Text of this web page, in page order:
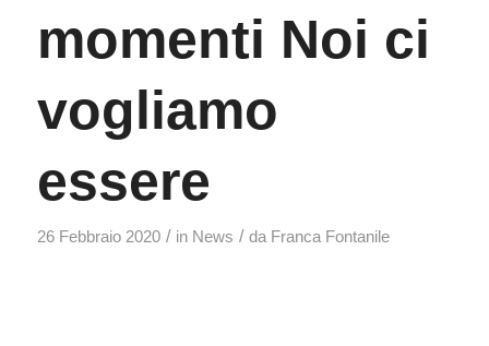
momenti Noi ci
vogliamo
essere
26 Febbraio 2020 / in News / da Franca Fontanile